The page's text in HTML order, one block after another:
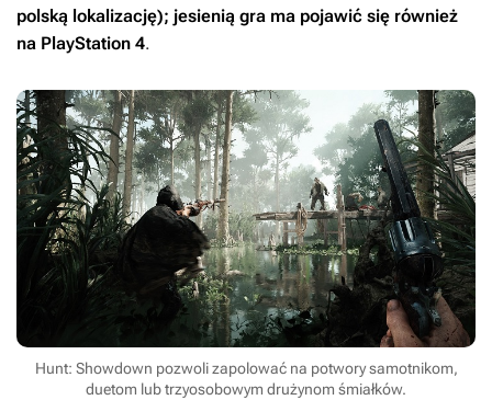
polską lokalizację); jesienią gra ma pojawić się również
na PlayStation 4.
Hunt: Showdown pozwoli zapolować na potwory samotnikom,
duetom lub trzyosobowym drużynom śmiałków.